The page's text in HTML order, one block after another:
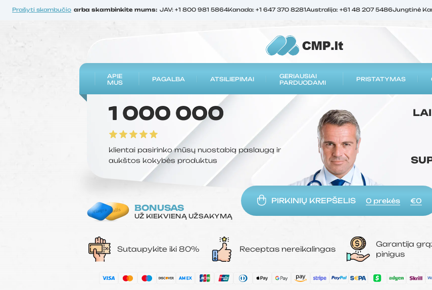
Prašyti skambučio arba skambinkite mums: JAV: +1 800 981 5864Kanada: +1 647 370 8281Australija: +61 48 207 5486Jungtinė
APIE
MUS
PAGALBA ATSILIEPIMAI
GERIAUSIAI
PARDUODAMI
PRISTATYMAS
1 000 000
klientai pasirinko mūsų nuostabią paslaugą ir
aukštos kokybės produktus
PIRKINIŲ KREPŠELIS 0 prekės €0
BONUSAS
UŽ KIEKVIENĄ UŽSAKYMĄ
Sutaupykite iki 80% Receptas nereikalingas
Garantija
pinigus